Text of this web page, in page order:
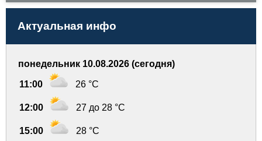
Актуальная инфо
понедельник 10.08.2026 (сегодня)
11:00 26 °C
12:00 27 до 28 °C
15:00 28 °C